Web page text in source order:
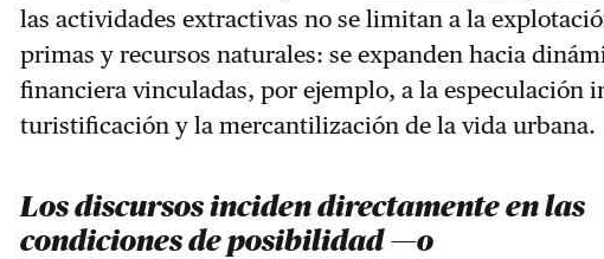
las actividades extractivas no se limitan a la
primas y recursos naturales: se expanden hacia
financiera vinculadas, por ejemplo, a la especulación
turistificación y la mercantilización de la vida urbana.
Los discursos inciden directamente en las
condiciones de posibilidad —o